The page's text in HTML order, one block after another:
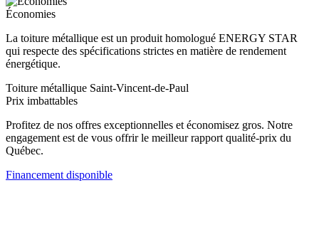
Économies
La toiture métallique est un produit homologué ENERGY STAR
qui respecte des spécifications strictes en matière de rendement
énergétique.
Toiture métallique Saint-Vincent-de-Paul
Prix imbattables
Profitez de nos offres exceptionnelles et économisez gros. Notre
engagement est de vous offrir le meilleur rapport qualité-prix du
Québec.
Financement disponible